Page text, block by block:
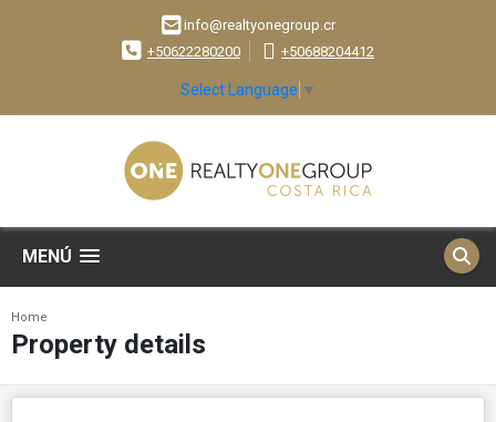
info@realtyonegroup.cr
+50622280200
+50688204412
Select Language ▼
MENÚ
Home
Property details